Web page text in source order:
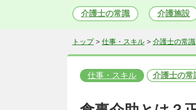
介護士の常識 介護施設
トップ> 仕事・スキル > 介護士の常識
仕事・スキル 介護士の常